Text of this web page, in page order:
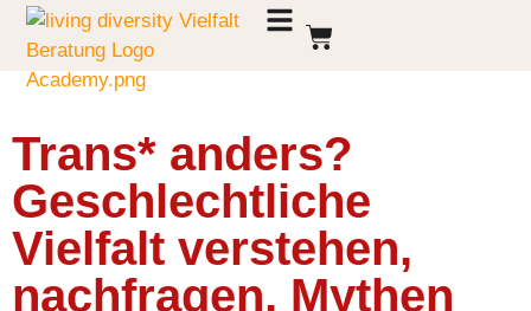
Trans* anders?
Geschlechtliche
Vielfalt verstehen,
nachfragen, Mythen